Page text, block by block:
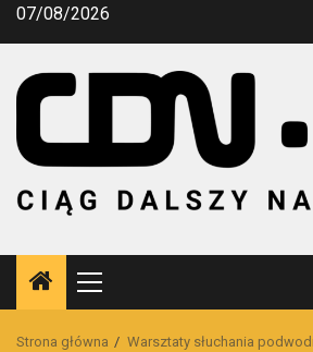
Przejdź
07/08/2026
Menu
główne
Strona główna Warsztaty słuchania